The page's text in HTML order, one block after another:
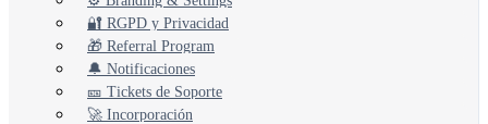
🔐 RGPD y Privacidad
🎁 Referral Program
🔔 Notificaciones
🎫 Tickets de Soporte
🚀 Incorporación